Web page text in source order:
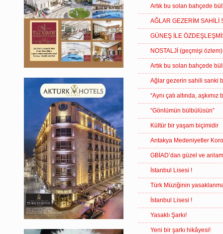
Artık bu solan bahçede
AĞLAR GEZERİM SAHİLİ
GÜNEŞ İLE
NOSTALJİ (geçmişi özlem)
Artık bu solan bahçede
Ağlar gezerin sahili sanki
“Aynı çatı altında, aşkımız
“Gönlümün bülbülüsün”
Kültür bir yaşam biçimidir
Antakya Medeniyetler
GBİAD’dan güzel ve
İstanbul Lisesi !
Türk Müziğinin
İstanbul Lisesi !
Yasaklı Şarkı!
Yeni bir şarkı hikâyesi!